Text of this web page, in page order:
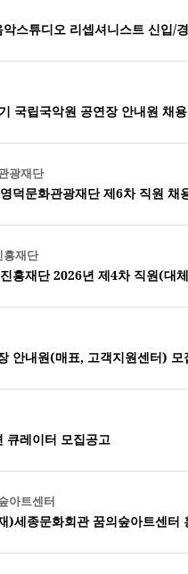
스튜디오 리셉셔니스트 신입/
국립국악원 공연장 안내원 채
광재단
덕문화관광재단 제6차 직원 채
흥재단
흥재단 2026년 제4차 직원(대
안내원(매표, 고객지원센터) 모
큐레이터 모집공고
아트센터
)세종문화회관 꿈의숲아트센터